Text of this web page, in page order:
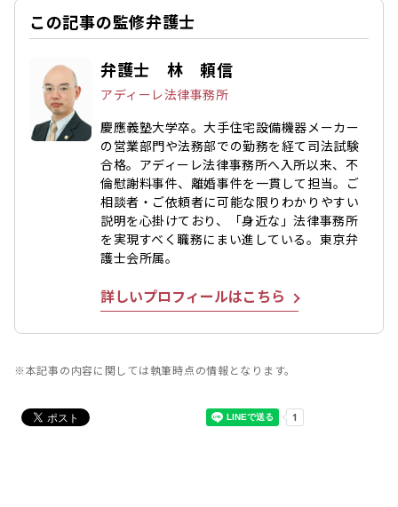
この記事の監修弁護士
弁護士 林 頼信
アディーレ法律事務所
慶應義塾大学卒。大手住宅設備機器メーカー
の営業部門や法務部での勤務を経て司法試験
合格。アディーレ法律事務所へ入所以来、不
倫慰謝料事件、離婚事件を一貫して担当。ご
相談者・ご依頼者に可能な限りわかりやすい
説明を心掛けており、「身近な」法律事務所
を実現すべく職務にまい進している。東京弁
護士会所属。
詳しいプロフィールはこちら
※本記事の内容に関しては執筆時点の情報となります。